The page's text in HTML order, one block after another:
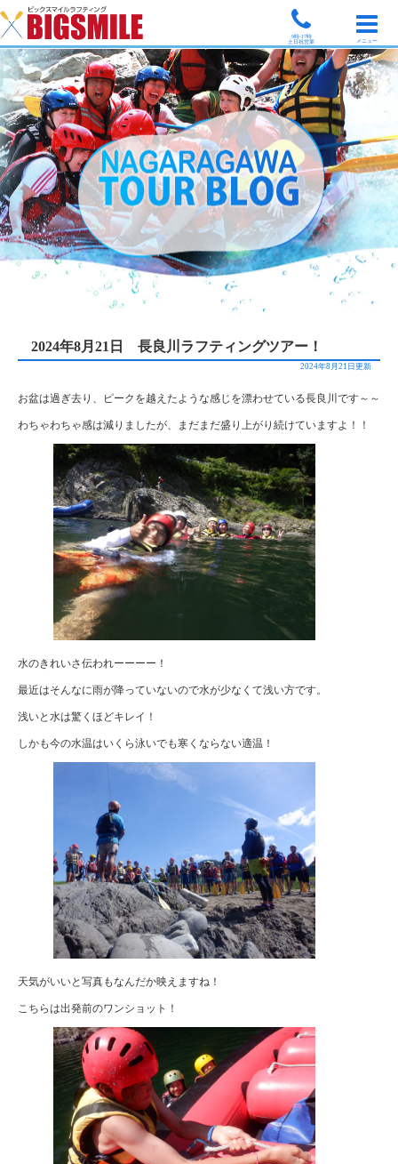
9時-17時
土日祝営業
メニュー
2024年8月21日 長良川ラフティングツアー！
2024年8月21日更新
お盆は過ぎ去り、ピークを越えたような感じを漂わせている長良川です～～
わちゃわちゃ感は減りましたが、まだまだ盛り上がり続けていますよ！！
水のきれいさ伝われーーーー！
最近はそんなに雨が降っていないので水が少なくて浅い方です。
浅いと水は驚くほどキレイ！
しかも今の水温はいくら泳いでも寒くならない適温！
天気がいいと写真もなんだか映えますね！
こちらは出発前のワンショット！